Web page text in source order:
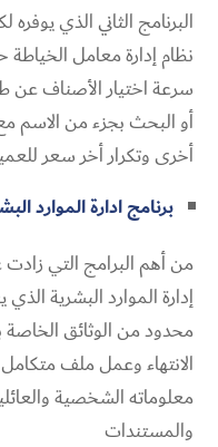
البرنامج الثاني الذي
نظام إدارة معامل
سرعة اختيار الأصناف عن
أو البحث بجزء من الاسم
أخرى وتكرار أخر سعر
برنامج ادارة الموارد
من أهم البرامج التي
إدارة الموارد البشرية
محدود من الوثائق
الانتهاء وعمل ملف
معلوماته الشخصية
والمستندات